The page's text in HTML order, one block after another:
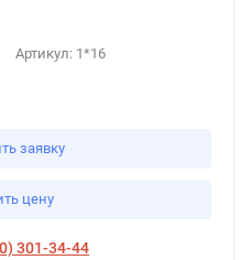
Артикул: 1*16
заявку
цену
301-34-44